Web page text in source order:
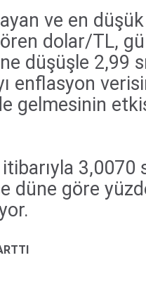
ve en
dolar/TL,
düşüşle 2,99
enflasyon
gelmesinin
3,0070
düne göre